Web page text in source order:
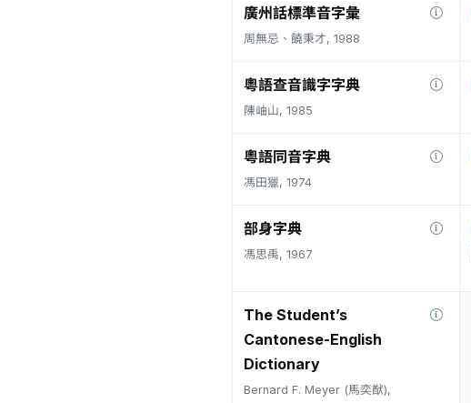
廣州話標準音字彙
周無忌、饒秉才, 1988
粵語查音識字字典
陳岫山, 1985
粵語同音字典
馮田獵, 1974
部身字典
馮思禹, 1967
The Student’s
Cantonese-English
Dictionary
Bernard F. Meyer (馬奕猷),